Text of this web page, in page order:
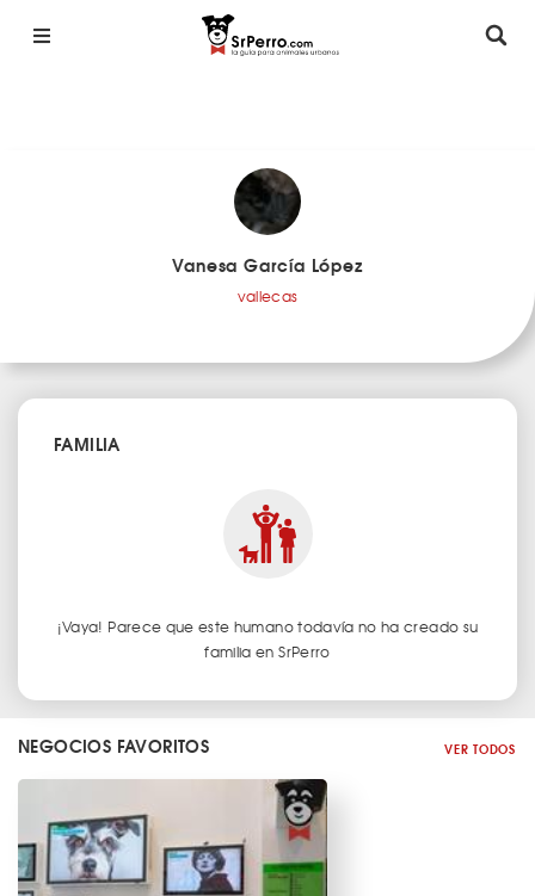
Vanesa García López
vallecas
FAMILIA
¡Vaya! Parece que este humano todavía no ha creado su
familia en SrPerro
NEGOCIOS FAVORITOS VER TODOS